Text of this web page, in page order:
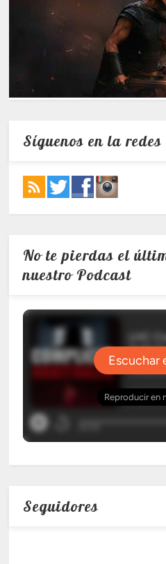
Síguenos en la redes
No te pierdas el
nuestro Podcast
Seguidores